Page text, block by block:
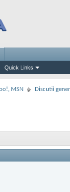
Quick Links
MSN Discutii